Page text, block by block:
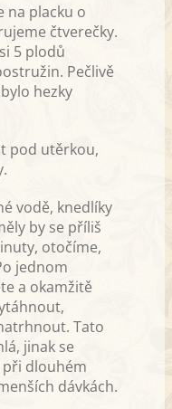
na placku o
čtverečky.
5 plodů
Pečlivě
hezky
pod utěrkou,
vodě, knedlíky
by se příliš
otočíme,
jednom
a okamžitě
Tato
jinak se
při dlouhém
dávkách.